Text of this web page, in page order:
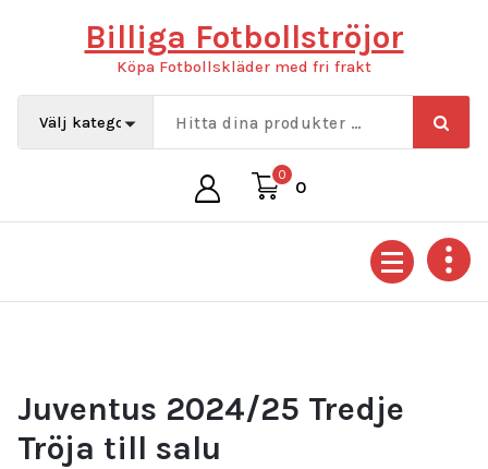
Billiga Fotbollströjor
Köpa Fotbollskläder med fri frakt
0
0
Juventus 2024/25 Tredje
Tröja till salu